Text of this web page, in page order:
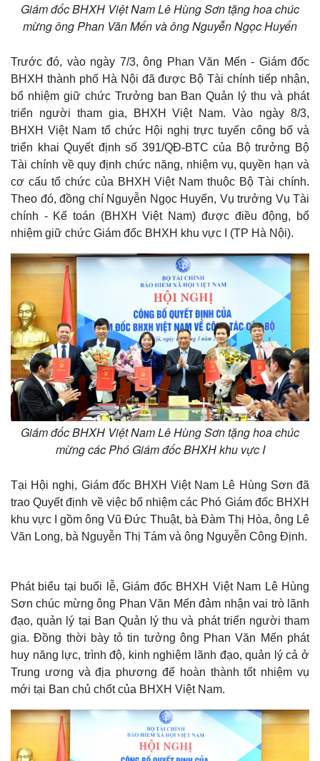
Thế giới
Hồ sơ
Multimedia
E-Magazine
Infographic
Giám đốc BHXH Việt Nam Lê Hùng Sơn tặng hoa chúc
mừng ông Phan Văn Mến và ông Nguyễn Ngọc Huyến
Trước đó, vào ngày 7/3, ông Phan Văn Mến - Giám đốc
BHXH thành phố Hà Nội đã được Bộ Tài chính tiếp nhận,
bổ nhiệm giữ chức Trưởng ban Ban Quản lý thu và phát
triển người tham gia, BHXH Việt Nam. Vào ngày 8/3,
BHXH Việt Nam tổ chức Hội nghị trực tuyến công bố và
triển khai Quyết định số 391/QĐ-BTC của Bộ trưởng Bộ
Tài chính về quy định chức năng, nhiệm vụ, quyền hạn và
cơ cấu tổ chức của BHXH Việt Nam thuộc Bộ Tài chính.
Theo đó, đồng chí Nguyễn Ngọc Huyến, Vụ trưởng Vụ Tài
chính - Kế toán (BHXH Việt Nam) được điều động, bổ
nhiệm giữ chức Giám đốc BHXH khu vực I (TP Hà Nội).
Giám đốc BHXH Việt Nam Lê Hùng Sơn tặng hoa chúc
mừng các Phó Giám đốc BHXH khu vực I
Tại Hội nghị, Giám đốc BHXH Việt Nam Lê Hùng Sơn đã
trao Quyết định về việc bổ nhiệm các Phó Giám đốc BHXH
khu vực I gồm ông Vũ Đức Thuật, bà Đàm Thị Hòa, ông Lê
Văn Long, bà Nguyễn Thị Tám và ông Nguyễn Công Định.
Phát biểu tại buổi lễ, Giám đốc BHXH Việt Nam Lê Hùng
Sơn chúc mừng ông Phan Văn Mến đảm nhận vai trò lãnh
đạo, quản lý tại Ban Quản lý thu và phát triển người tham
gia. Đồng thời bày tỏ tin tưởng ông Phan Văn Mến phát
huy năng lực, trình độ, kinh nghiệm lãnh đạo, quản lý cả ở
Trung ương và địa phương để hoàn thành tốt nhiệm vụ
mới tại Ban chủ chốt của BHXH Việt Nam.